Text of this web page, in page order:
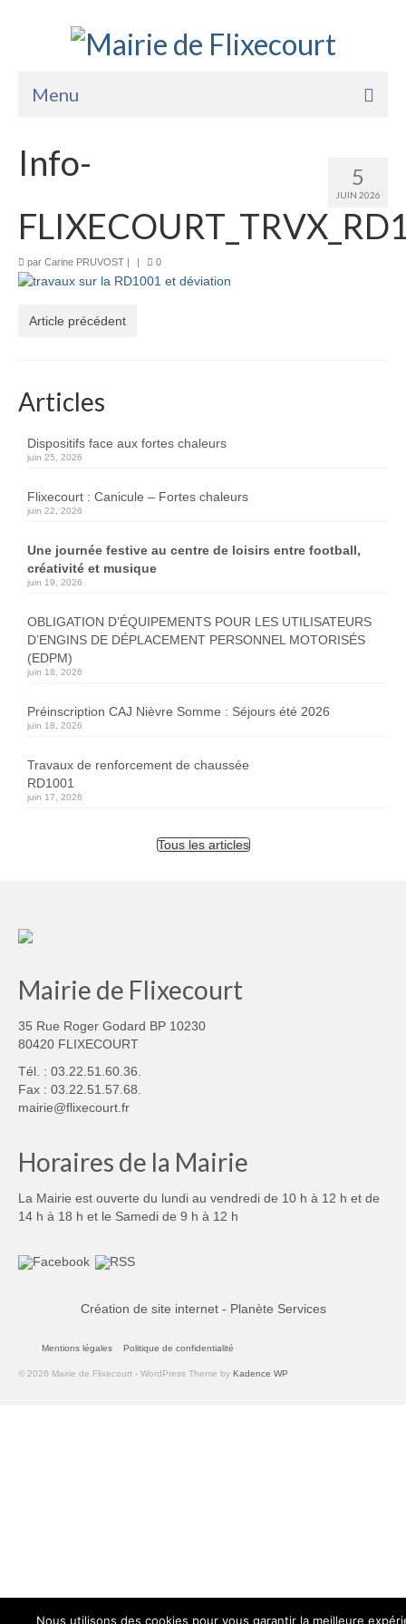
Menu
La Mairie
Vie Pratique
Services
Sports Loisirs et Culture
5
JUIN 2026
Info-
par Carine PRUVOST | | 0
Article précédent
Articles
Dispositifs face aux fortes chaleurs
juin 25, 2026
Flixecourt : Canicule – Fortes chaleurs
juin 22, 2026
Une journée festive au centre de loisirs entre football,
créativité et musique
juin 19, 2026
OBLIGATION D’ÉQUIPEMENTS POUR LES UTILISATEURS
D’ENGINS DE DÉPLACEMENT PERSONNEL MOTORISÉS
(EDPM)
juin 18, 2026
Préinscription CAJ Nièvre Somme : Séjours été 2026
juin 18, 2026
Travaux de renforcement de chaussée
RD1001
juin 17, 2026
Tous les articles
Mairie de Flixecourt
35 Rue Roger Godard BP 10230
80420 FLIXECOURT
Tél. : 03.22.51.60.36.
Fax : 03.22.51.57.68.
mairie@flixecourt.fr
Horaires de la Mairie
La Mairie est ouverte du lundi au vendredi de 10 h à 12 h et de
14 h à 18 h et le Samedi de 9 h à 12 h
Création de site internet - Planète Services
Mentions légales Politique de confidentialité
© 2026 Mairie de Flixecourt - WordPress Theme by Kadence WP
Nous utilisons des cookies pour vous garantir la meilleure